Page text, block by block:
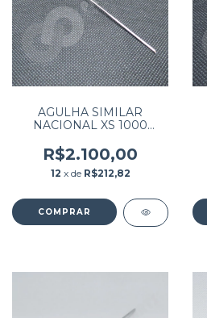
AGULHA SIMILAR
NACIONAL XS 1000
R$2.100,00
12 x de R$212,82